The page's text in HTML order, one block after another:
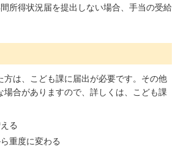
所得状況届を提出しない場合、手当の受給
方は、こども課に届出が必要です。その他
場合がありますので、詳しくは、こども課
る
重度に変わる